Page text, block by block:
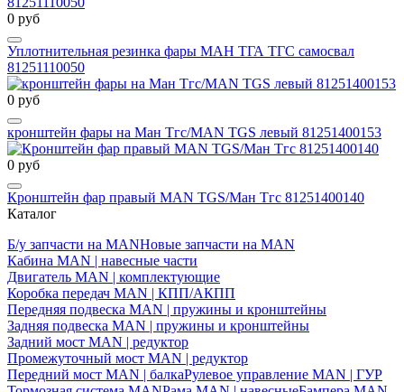
0 руб
Уплотнительная резинка фары МАН ТГА ТГС самосвал
81251110050
0 руб
кронштейн фары на Ман Тгс/MAN TGS левый 81251400153
0 руб
Кронштейн фар правый MAN TGS/Ман Тгс 81251400140
Каталог
Б/у запчасти на MANНовые запчасти на MAN
Кабина MAN | навесные части
Двигатель MAN | комплектующие
Коробка передач MAN | КПП/АКПП
Передняя подвеска MAN | пружины и кронштейны
Задняя подвеска MAN | пружины и кронштейны
Задний мост MAN | редуктор
Промежуточный мост MAN | редуктор
Передний мост MAN | балкаРулевое управление MAN | ГУР